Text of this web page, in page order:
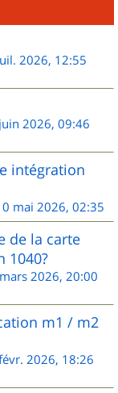
2026, 12:55
2026, 09:46
intégration
mai 2026, 02:35
de la carte
1040?
2026, 20:00
m1 / m2
2026, 18:26